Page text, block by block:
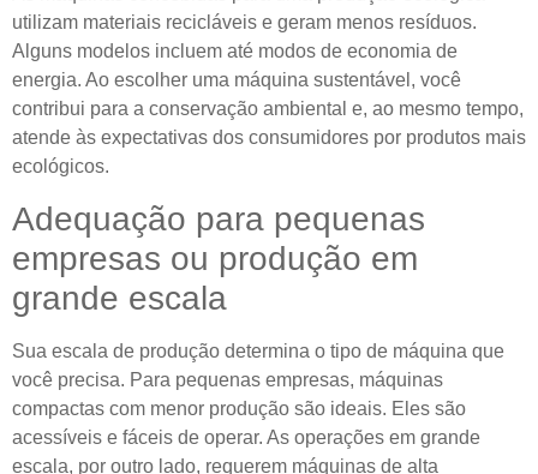
utilizam materiais recicláveis ​​e geram menos resíduos.
Alguns modelos incluem até modos de economia de
energia. Ao escolher uma máquina sustentável, você
contribui para a conservação ambiental e, ao mesmo tempo,
atende às expectativas dos consumidores por produtos mais
ecológicos.
Adequação para pequenas
empresas ou produção em
grande escala
Sua escala de produção determina o tipo de máquina que
você precisa. Para pequenas empresas, máquinas
compactas com menor produção são ideais. Eles são
acessíveis e fáceis de operar. As operações em grande
escala, por outro lado, requerem máquinas de alta